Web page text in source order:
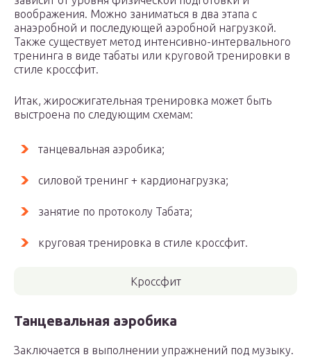
воображения. Можно заниматься в два этапа с
анаэробной и последующей аэробной нагрузкой.
Также существует метод интенсивно-интервального
тренинга в виде табаты или круговой тренировки в
стиле кроссфит.
Итак, жиросжигательная тренировка может быть
выстроена по следующим схемам:
танцевальная аэробика;
силовой тренинг + кардионагрузка;
занятие по протоколу Табата;
круговая тренировка в стиле кроссфит.
Кроссфит
Танцевальная аэробика
Заключается в выполнении упражнений под музыку.